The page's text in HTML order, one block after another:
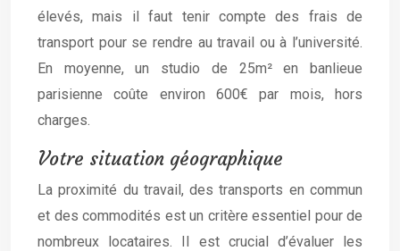
élevés, mais il faut tenir compte des frais de
transport pour se rendre au travail ou à l’université.
En moyenne, un studio de 25m² en banlieue
parisienne coûte environ 600€ par mois, hors
charges.
Votre situation géographique
La proximité du travail, des transports en commun
et des commodités est un critère essentiel pour de
nombreux locataires. Il est crucial d’évaluer les